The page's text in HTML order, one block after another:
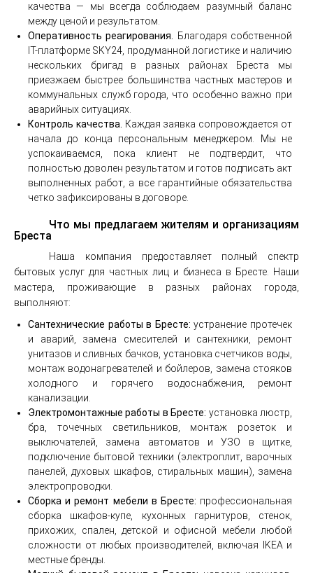
качества — мы всегда соблюдаем разумный баланс
между ценой и результатом.
Оперативность реагирования.
Благодаря собственной
IT-платформе SKY24, продуманной логистике и наличию
нескольких бригад в разных районах Бреста мы
приезжаем быстрее большинства частных мастеров и
коммунальных служб города, что особенно важно при
аварийных ситуациях.
Контроль качества.
Каждая заявка сопровождается от
начала до конца персональным менеджером. Мы не
успокаиваемся, пока клиент не подтвердит, что
полностью доволен результатом и готов подписать акт
выполненных работ, а все гарантийные обязательства
четко зафиксированы в договоре.
Что мы предлагаем жителям и организациям
Бреста
Наша компания предоставляет полный спектр
бытовых услуг для частных лиц и бизнеса в Бресте. Наши
мастера, проживающие в разных районах города,
выполняют:
Сантехнические работы в Бресте: устранение протечек
и аварий, замена смесителей и сантехники, ремонт
унитазов и сливных бачков, установка счетчиков воды,
монтаж водонагревателей и бойлеров, замена стояков
холодного и горячего водоснабжения, ремонт
канализации.
Электромонтажные работы в Бресте: установка люстр,
бра, точечных светильников, монтаж розеток и
выключателей, замена автоматов и УЗО в щитке,
подключение бытовой техники (электроплит, варочных
панелей, духовых шкафов, стиральных машин), замена
электропроводки.
Сборка и ремонт мебели в Бресте: профессиональная
сборка шкафов-купе, кухонных гарнитуров, стенок,
прихожих, спален, детской и офисной мебели любой
сложности от любых производителей, включая IKEA и
местные бренды.